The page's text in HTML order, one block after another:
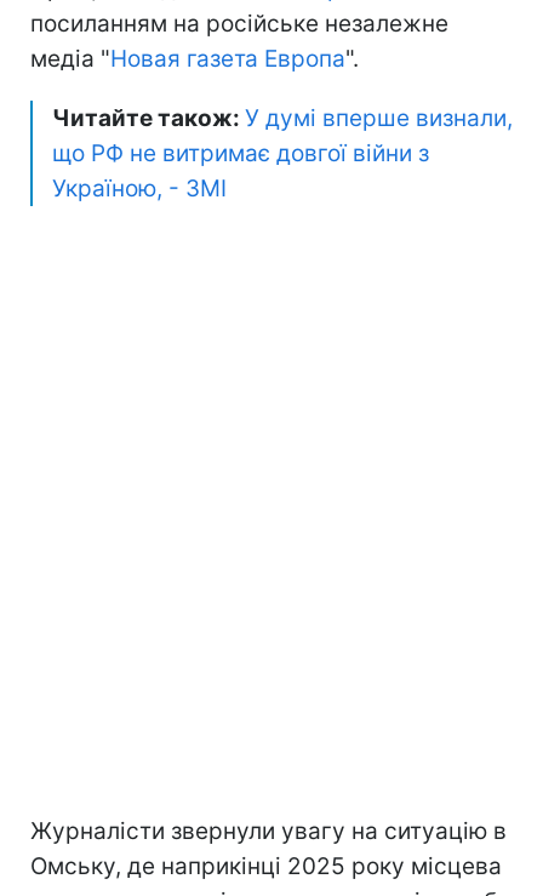
посиланням на російське незалежне
медіа "Новая газета Европа".
Читайте також: У думі вперше визнали,
що РФ не витримає довгої війни з
Україною, - ЗМІ
Журналісти звернули увагу на ситуацію в
Омську, де наприкінці 2025 року місцева